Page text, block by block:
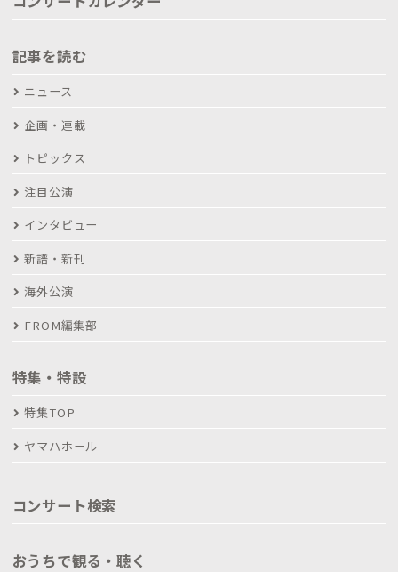
記事を読む
ニュース
企画・連載
トピックス
注目公演
インタビュー
新譜・新刊
海外公演
FROM編集部
特集・特設
特集TOP
ヤマハホール
コンサート検索
おうちで観る・聴く